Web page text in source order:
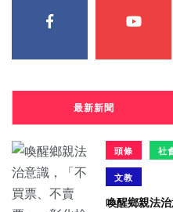
最新新聞
頭條 社
文教
喚醒鄉親法